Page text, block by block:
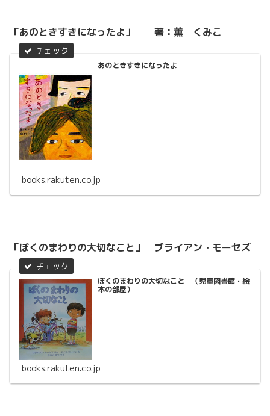
「あのときすきになったよ」 著：薫 くみこ
あのときすきになったよ
books.rakuten.co.jp
「ぼくのまわりの大切なこと」 ブライアン・モーセズ
ぼくのまわりの大切なこと （児童図書館・絵
本の部屋）
books.rakuten.co.jp